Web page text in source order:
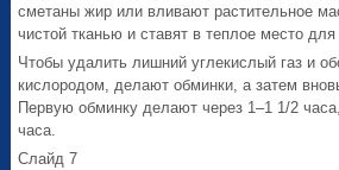
сметаны жир или вливают растительное
чистой тканью и ставят в теплое место
Чтобы удалить лишний углекислый газ и
кислородом, делают обминки, а затем
Первую обминку делают через 1–1 1/2
часа.
Слайд 7